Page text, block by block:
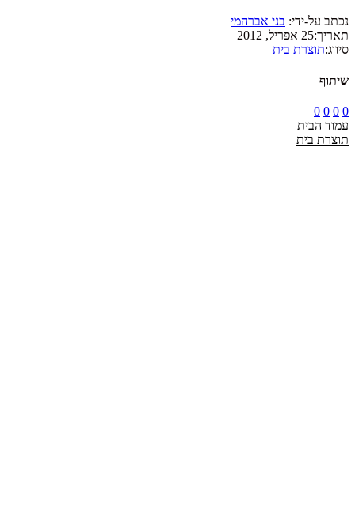
נכתב על-ידי: בני אברהמי
תאריך:25 אפריל, 2012
סיווג:תוצרת בית
שיתוף
0
0
0
0
עמוד הבית
תוצרת בית